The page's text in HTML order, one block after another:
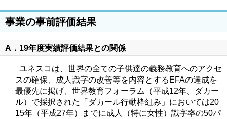
事業の事前評価結果
A．19年度実績評価結果との関係
ユネスコは、世界の全ての子供達の義務教育へのアクセ
スの確保、成人識字の改善等を内容とするEFAの達成を
最優先に掲げ、世界教育フォーラム（平成12年、ダカー
ル）で採択された「ダカール行動枠組み」においては20
15年（平成27年）までに成人（特に女性）識字率の50パ